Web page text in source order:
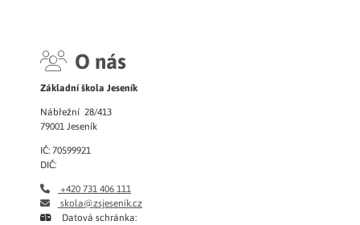
O nás
Základní škola Jeseník
Nábřežní 28/413
79001 Jeseník
IČ: 70599921
DIČ:
+420 731 406 111
skola@zsjesenik.cz
Datová schránka: